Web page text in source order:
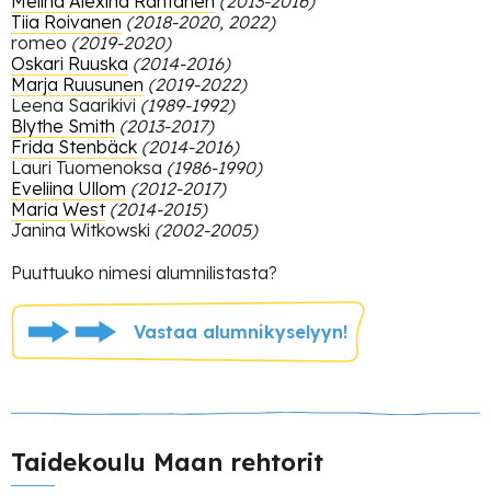
Vuoteenoma Tuomo
Warda Ahmed
Yiu Sheung
Yli-Annala Kari
Zambon Filippo
Tiia Roivanen (2018-2020, 2022)
romeo (2019-2020)
Oskari Ruuska (2014-2016)
Marja Ruusunen (2019-2022)
Leena Saarikivi (1989-1992)
Blythe Smith (2013-2017)
Frida Stenbäck (2014-2016)
Lauri Tuomenoksa (1986-1990)
Eveliina Ullom (2012-2017)
Maria West (2014-2015)
Janina Witkowski (2002-2005)
Puuttuuko nimesi alumnilistasta?
Vastaa alumnikyselyyn!
Taidekoulu Maan rehtorit